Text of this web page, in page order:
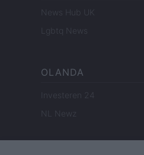
News Hub UK
Lgbtq News
OLANDA
Investeren 24
NL Newz